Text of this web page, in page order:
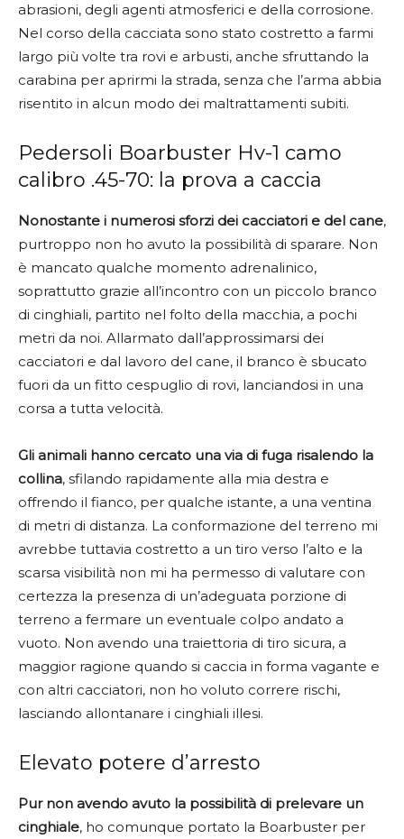
abrasioni, degli agenti atmosferici e della corrosione.
Nel corso della cacciata sono stato costretto a farmi
largo più volte tra rovi e arbusti, anche sfruttando la
carabina per aprirmi la strada, senza che l’arma abbia
risentito in alcun modo dei maltrattamenti subiti.
Pedersoli Boarbuster Hv-1 camo
calibro .45-70: la prova a caccia
Nonostante i numerosi sforzi dei cacciatori e del cane,
purtroppo non ho avuto la possibilità di sparare. Non
è mancato qualche momento adrenalinico,
soprattutto grazie all’incontro con un piccolo branco
di cinghiali, partito nel folto della macchia, a pochi
metri da noi. Allarmato dall’approssimarsi dei
cacciatori e dal lavoro del cane, il branco è sbucato
fuori da un fitto cespuglio di rovi, lanciandosi in una
corsa a tutta velocità.
Gli animali hanno cercato una via di fuga risalendo la
collina, sfilando rapidamente alla mia destra e
offrendo il fianco, per qualche istante, a una ventina
di metri di distanza. La conformazione del terreno mi
avrebbe tuttavia costretto a un tiro verso l’alto e la
scarsa visibilità non mi ha permesso di valutare con
certezza la presenza di un’adeguata porzione di
terreno a fermare un eventuale colpo andato a
vuoto. Non avendo una traiettoria di tiro sicura, a
maggior ragione quando si caccia in forma vagante e
con altri cacciatori, non ho voluto correre rischi,
lasciando allontanare i cinghiali illesi.
Elevato potere d’arresto
Pur non avendo avuto la possibilità di prelevare un
cinghiale, ho comunque portato la Boarbuster per